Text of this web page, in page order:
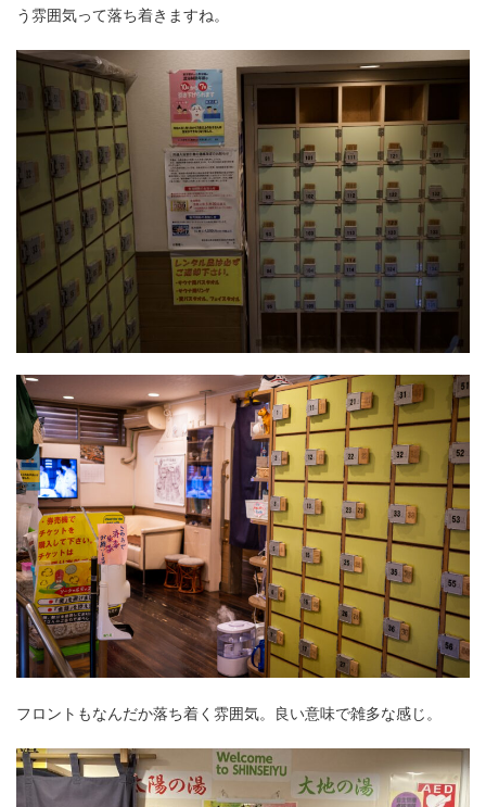
う雰囲気って落ち着きますね。
フロントもなんだか落ち着く雰囲気。良い意味で雑多な感じ。